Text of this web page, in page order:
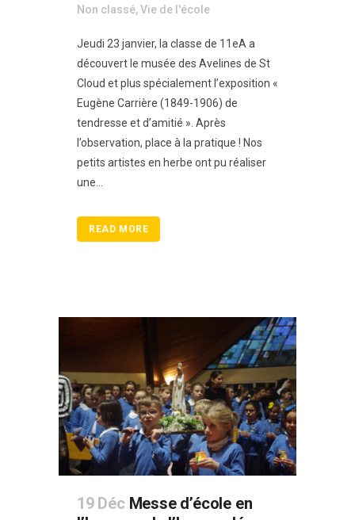
Non classé,Vie de l'école
Jeudi 23 janvier, la classe de 11eA a
découvert le musée des Avelines de St
Cloud et plus spécialement l’exposition «
Eugène Carrière (1849-1906) de
tendresse et d’amitié ». Après
l’observation, place à la pratique ! Nos
petits artistes en herbe ont pu réaliser
une...
READ MORE
19 Déc Messe d’école en